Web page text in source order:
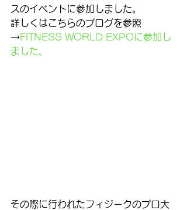
スのイベントに参加しました。
詳しくはこちらのブログを参照
→FITNESS WORLD EXPOに参加し
ました。
その際に行われたフィジークのプロ大